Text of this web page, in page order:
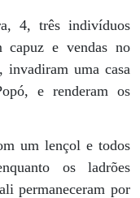
4, três indivíduos
capuz e vendas no
invadiram uma casa
e renderam os
um lençol e todos
os ladrões
permaneceram por